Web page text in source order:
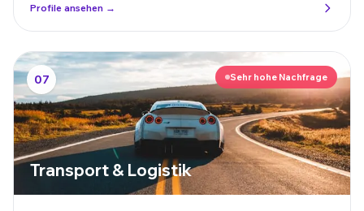
Profile ansehen →
07 Sehr hohe Nachfrage
Transport & Logistik